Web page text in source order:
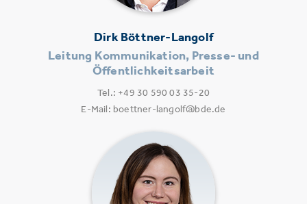
Dirk Böttner-Langolf
Leitung Kommunikation, Presse- und
Öffentlichkeitsarbeit
Tel.: +49 30 590 03 35-20
E-Mail: boettner-langolf@bde.de